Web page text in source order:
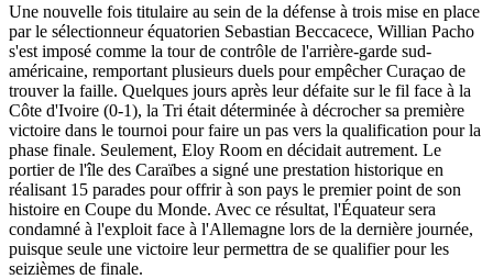
Une nouvelle fois titulaire au sein de la défense à trois mise en place
par le sélectionneur équatorien Sebastian Beccacece, Willian Pacho
s'est imposé comme la tour de contrôle de l'arrière-garde sud-
américaine, remportant plusieurs duels pour empêcher Curaçao de
trouver la faille. Quelques jours après leur défaite sur le fil face à la
Côte d'Ivoire (0-1), la Tri était déterminée à décrocher sa première
victoire dans le tournoi pour faire un pas vers la qualification pour la
phase finale. Seulement, Eloy Room en décidait autrement. Le
portier de l'île des Caraïbes a signé une prestation historique en
réalisant 15 parades pour offrir à son pays le premier point de son
histoire en Coupe du Monde. Avec ce résultat, l'Équateur sera
condamné à l'exploit face à l'Allemagne lors de la dernière journée,
puisque seule une victoire leur permettra de se qualifier pour les
seizièmes de finale.